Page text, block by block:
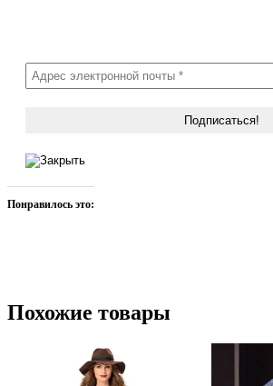
Понравилось это:
Похожие товары